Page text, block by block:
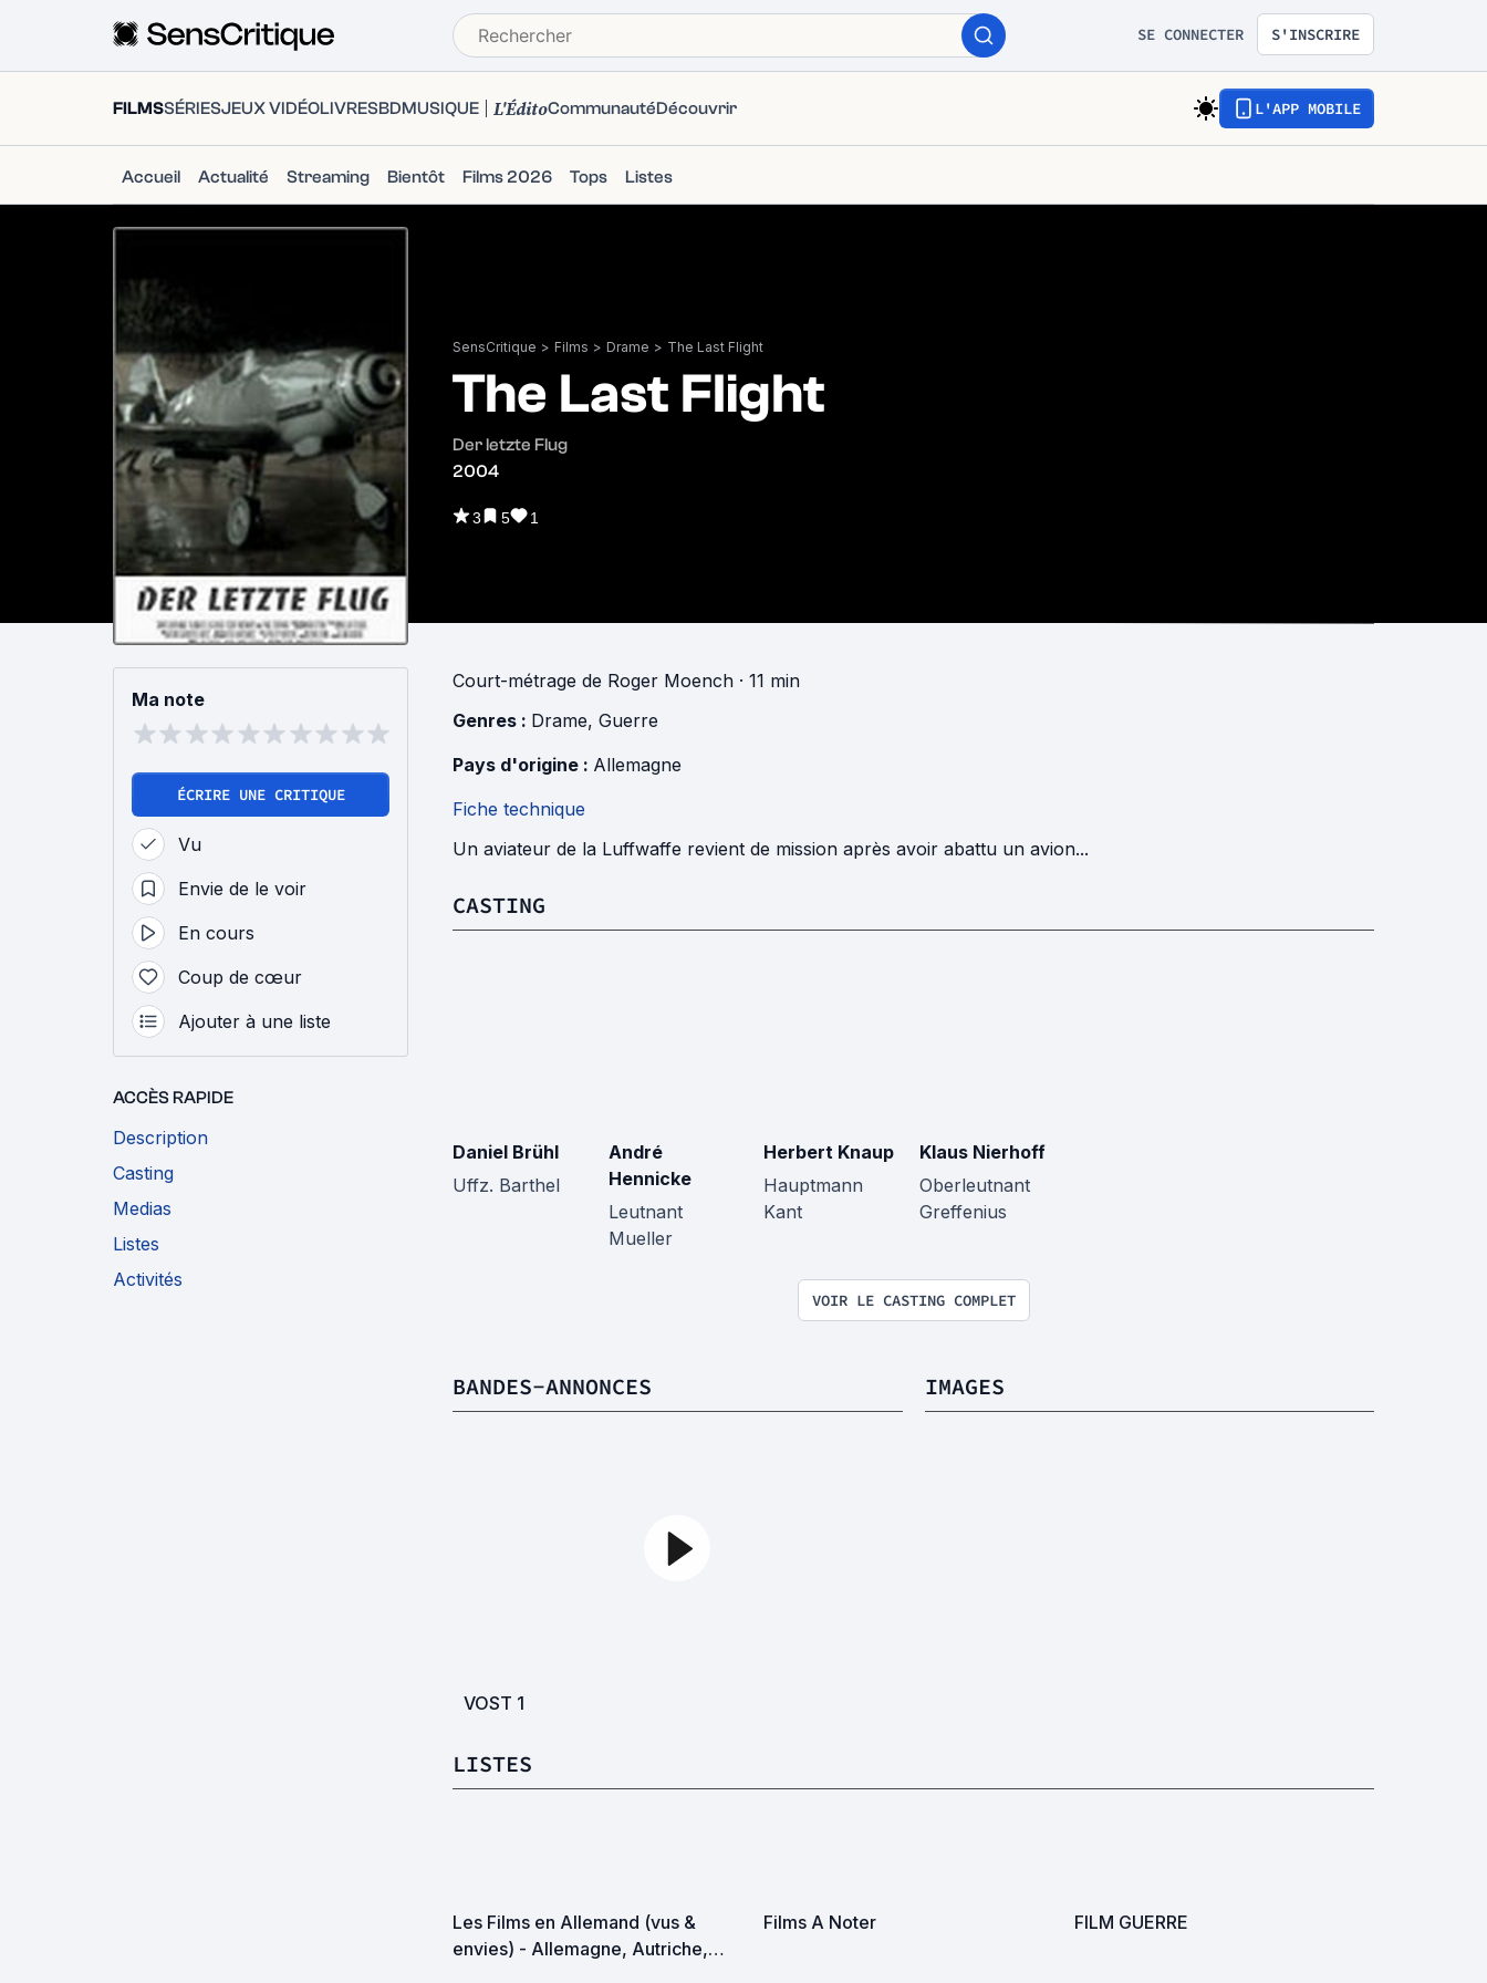
SE CONNECTER S'INSCRIRE
FILMSSÉRIESJEUX VIDÉOLIVRESBDMUSIQUE L'ÉditoCommunautéDécouvrir L'APP MOBILE
Accueil Actualité Streaming Bientôt Films 2026 Tops Listes
SensCritique > Films > Drame > The Last Flight
The Last Flight
Der letzte Flug
2004
3 5 1
Ma note
ÉCRIRE UNE CRITIQUE
Vu
Envie de le voir
En cours
Coup de cœur
Ajouter à une liste
ACCÈS RAPIDE
Description
Casting
Medias
Listes
Activités
Court-métrage de Roger Moench · 11 min
Genres : Drame, Guerre
Pays d'origine : Allemagne
Fiche technique
Un aviateur de la Luffwaffe revient de mission après avoir abattu un avion...
CASTING
Daniel Brühl
Uffz. Barthel
André
Hennicke
Leutnant
Mueller
Herbert Knaup
Hauptmann
Kant
Klaus Nierhoff
Oberleutnant
Greffenius
VOIR LE CASTING COMPLET
BANDES-ANNONCES
VOST 1
IMAGES
LISTES
Les Films en Allemand (vus &
envies) - Allemagne, Autriche,
Films A Noter FILM GUERRE